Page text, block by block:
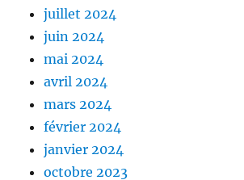
juillet 2024
juin 2024
mai 2024
avril 2024
mars 2024
février 2024
janvier 2024
octobre 2023